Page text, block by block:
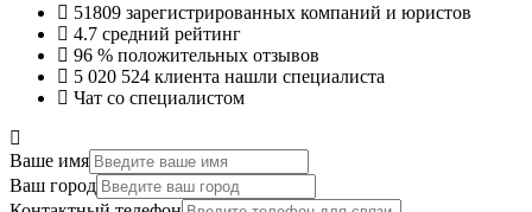
51809 зарегистрированных компаний и юристов
4.7 средний рейтинг
96 % положительных отзывов
5 020 524 клиента нашли специалиста
Чат со специалистом
Ваше имя
Ваш город